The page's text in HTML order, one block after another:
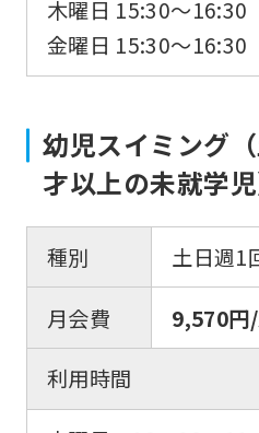
木曜日 15:30〜16:30
金曜日 15:30〜16:30
幼児スイミング
才以上の未就学児
種別
土日週1
月会費
9,570円
利用時間